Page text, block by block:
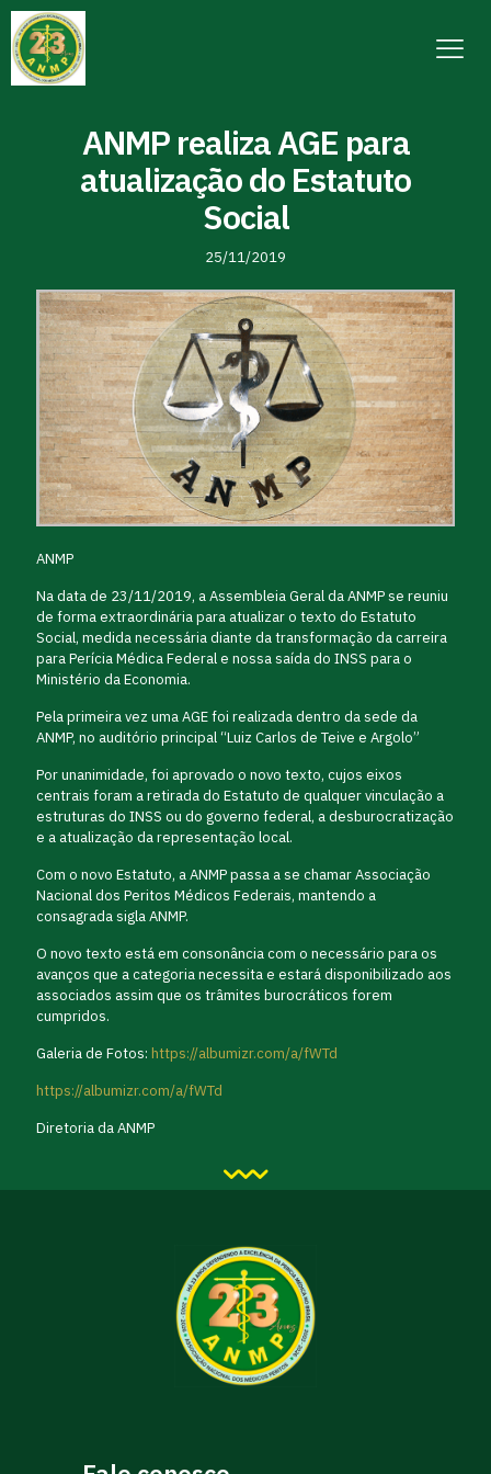
ANMP realiza AGE para
atualização do Estatuto
Social
25/11/2019
ANMP
Na data de 23/11/2019, a Assembleia Geral da ANMP se reuniu
de forma extraordinária para atualizar o texto do Estatuto
Social, medida necessária diante da transformação da carreira
para Perícia Médica Federal e nossa saída do INSS para o
Ministério da Economia.
Pela primeira vez uma AGE foi realizada dentro da sede da
ANMP, no auditório principal “Luiz Carlos de Teive e Argolo”
Por unanimidade, foi aprovado o novo texto, cujos eixos
centrais foram a retirada do Estatuto de qualquer vinculação a
estruturas do INSS ou do governo federal, a desburocratização
e a atualização da representação local.
Com o novo Estatuto, a ANMP passa a se chamar Associação
Nacional dos Peritos Médicos Federais, mantendo a
consagrada sigla ANMP.
O novo texto está em consonância com o necessário para os
avanços que a categoria necessita e estará disponibilizado aos
associados assim que os trâmites burocráticos forem
cumpridos.
Galeria de Fotos: https://albumizr.com/a/fWTd
https://albumizr.com/a/fWTd
Diretoria da ANMP